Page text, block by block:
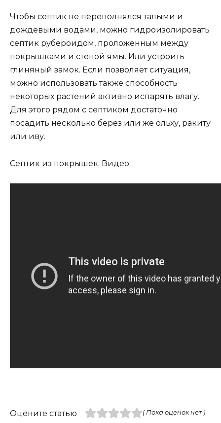
Чтобы септик не переполнялся талыми и
дождевыми водами, можно гидроизолировать
септик рубероидом, проложенным между
покрышками и стеной ямы. Или устроить
глиняный замок. Если позволяет ситуация,
можно использовать также способность
некоторых растений активно испарять влагу.
Для этого рядом с септиком достаточно
посадить несколько берез или же ольху, ракиту
или иву.
Септик из покрышек. Видео
Оцените статью ( Пока оценок нет )